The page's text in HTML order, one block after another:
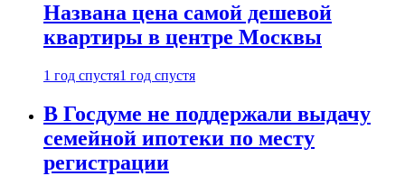
Названа цена самой дешевой
квартиры в центре Москвы
1 год спустя1 год спустя
В Госдуме не поддержали выдачу
семейной ипотеки по месту
регистрации